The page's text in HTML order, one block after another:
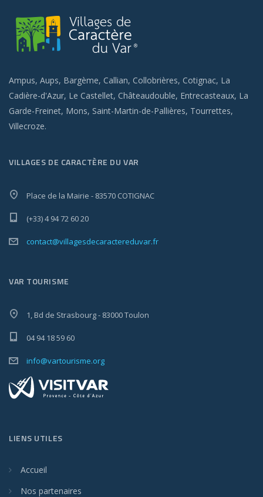
Ampus, Aups, Bargème, Callian, Collobrières, Cotignac, La
Cadière-d'Azur, Le Castellet, Châteaudouble, Entrecasteaux, La
Garde-Freinet, Mons, Saint-Martin-de-Pallières, Tourrettes,
Villecroze.
VILLAGES DE CARACTÈRE DU VAR
Place de la Mairie - 83570 COTIGNAC
(+33) 4 94 72 60 20
contact@villagesdecaractereduvar.fr
VAR TOURISME
1, Bd de Strasbourg - 83000 Toulon
04 94 18 59 60
info@vartourisme.org
LIENS UTILES
Accueil
Nos partenaires